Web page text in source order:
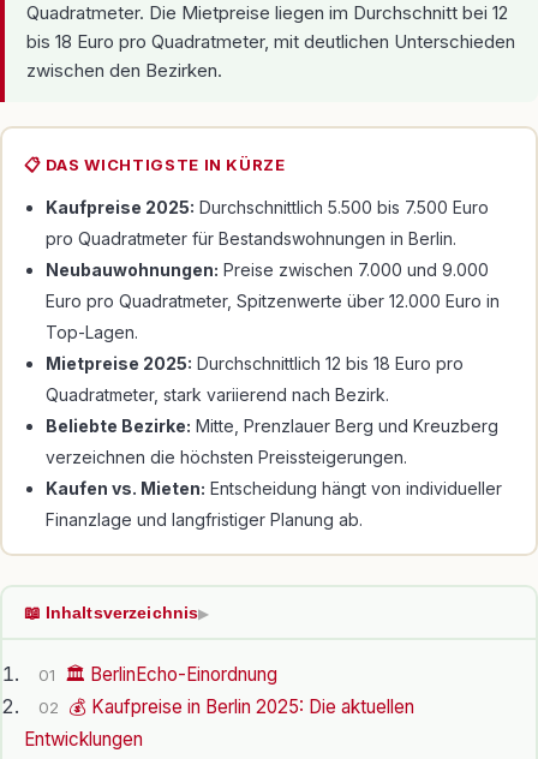
Quadratmeter. Die Mietpreise liegen im Durchschnitt bei 12
bis 18 Euro pro Quadratmeter, mit deutlichen Unterschieden
zwischen den Bezirken.
📋 DAS WICHTIGSTE IN KÜRZE
Kaufpreise 2025: Durchschnittlich 5.500 bis 7.500 Euro
pro Quadratmeter für Bestandswohnungen in Berlin.
Neubauwohnungen: Preise zwischen 7.000 und 9.000
Euro pro Quadratmeter, Spitzenwerte über 12.000 Euro in
Top-Lagen.
Mietpreise 2025: Durchschnittlich 12 bis 18 Euro pro
Quadratmeter, stark variierend nach Bezirk.
Beliebte Bezirke: Mitte, Prenzlauer Berg und Kreuzberg
verzeichnen die höchsten Preissteigerungen.
Kaufen vs. Mieten: Entscheidung hängt von individueller
Finanzlage und langfristiger Planung ab.
📖 Inhaltsverzeichnis▶
01 🏛️ BerlinEcho-Einordnung
02
💰 Kaufpreise in Berlin 2025: Die aktuellen
Entwicklungen